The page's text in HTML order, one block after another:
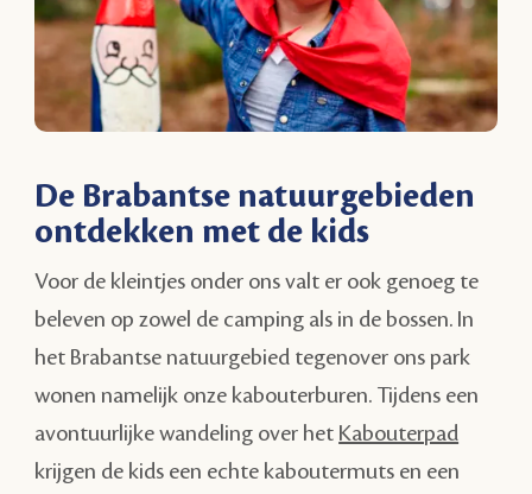
De Brabantse natuurgebieden
ontdekken met de kids
Voor de kleintjes onder ons valt er ook genoeg te
beleven op zowel de camping als in de bossen. In
het Brabantse natuurgebied tegenover ons park
wonen namelijk onze kabouterburen. Tijdens een
avontuurlijke wandeling over het Kabouterpad
krijgen de kids een echte kaboutermuts en een